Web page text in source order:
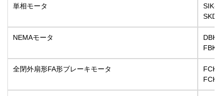
単相モータ
SIK-
SKD-
NEMAモータ
DBK1
全閉外扇形FA形ブレーキモータ